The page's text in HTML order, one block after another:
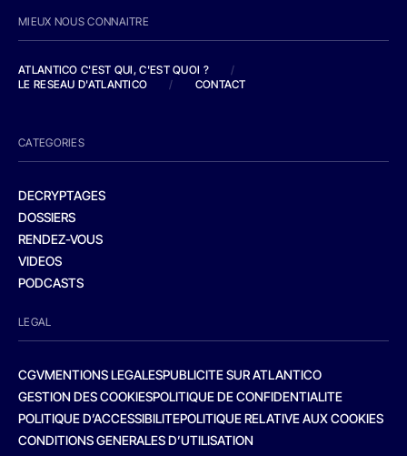
MIEUX NOUS CONNAITRE
ATLANTICO C'EST QUI, C'EST QUOI ?
/
LE RESEAU D'ATLANTICO
/ CONTACT
CATEGORIES
DECRYPTAGES
DOSSIERS
RENDEZ-VOUS
VIDEOS
PODCASTS
LEGAL
CGVMENTIONS LEGALESPUBLICITE SUR ATLANTICO
GESTION DES COOKIESPOLITIQUE DE CONFIDENTIALITE
POLITIQUE D’ACCESSIBILITEPOLITIQUE RELATIVE AUX COOKIES
CONDITIONS GENERALES D’UTILISATION